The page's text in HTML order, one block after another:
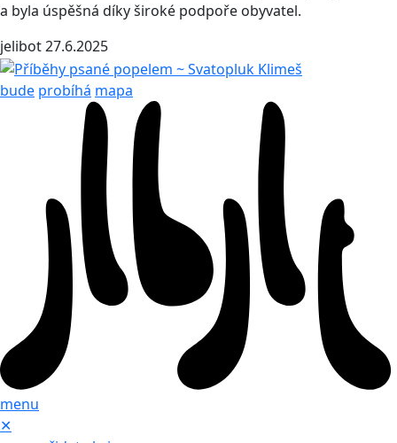
a byla úspěšná díky široké podpoře obyvatel.
jelibot27.6.2025
bude probíhá mapa
menu
✕